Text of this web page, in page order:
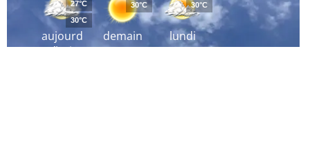
aujourd
´hui
27°C
30°C
demain
30°C
lundi
30°C